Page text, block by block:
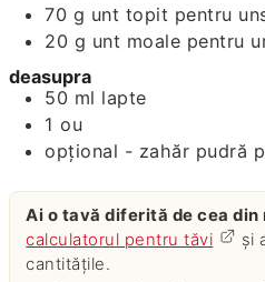
70 g unt topit pentru
20 g unt moale pentru
deasupra
50 ml lapte
1 ou
opțional - zahăr pudră
Ai o tavă diferită de cea
calculatorul pentru tăvi
și
cantitățile.